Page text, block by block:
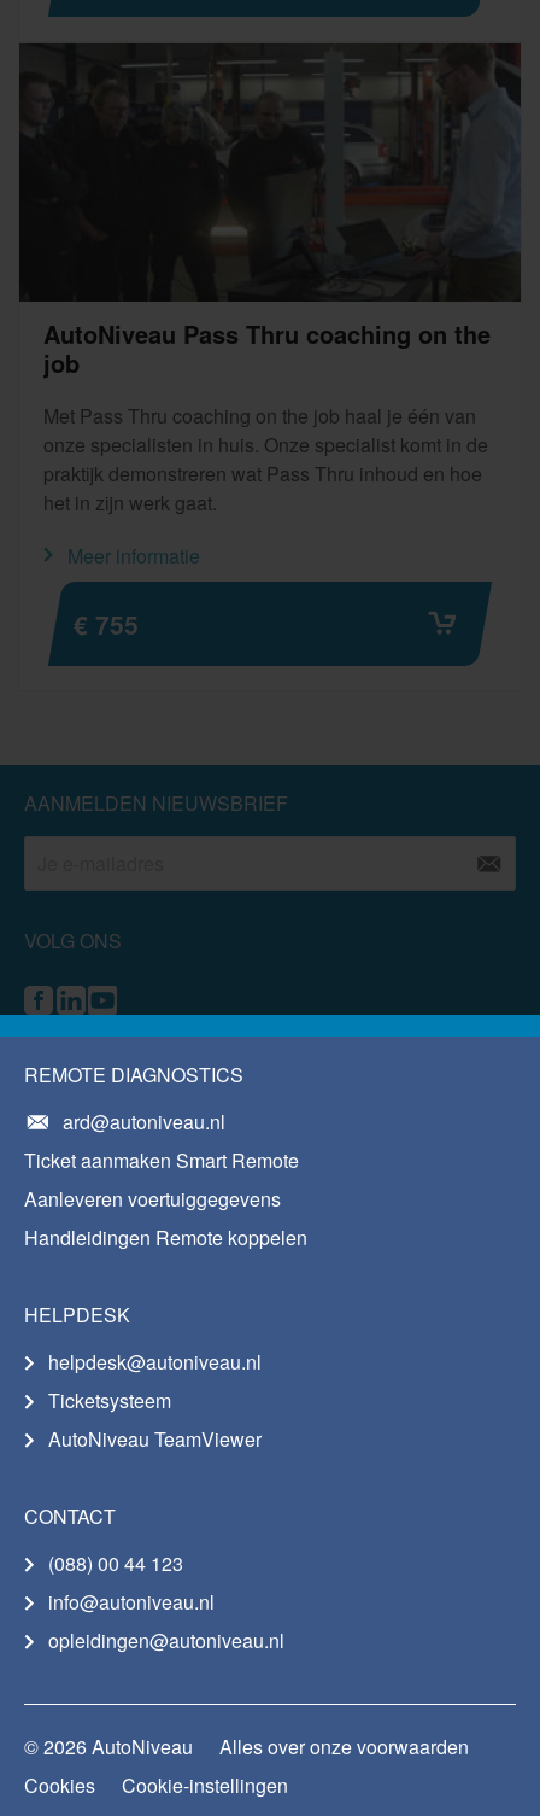
AutoNiveau Pass Thru coaching on the
job
Met Pass Thru coaching on the job haal je één van
onze specialisten in huis. Onze specialist komt in de
praktijk demonstreren wat Pass Thru inhoud en hoe
het in zijn werk gaat.
Meer informatie
€ 755
AANMELDEN NIEUWSBRIEF
VOLG ONS
REMOTE DIAGNOSTICS
ard@autoniveau.nl
Ticket aanmaken Smart Remote
Aanleveren voertuiggegevens
Handleidingen Remote koppelen
HELPDESK
helpdesk@autoniveau.nl
Ticketsysteem
AutoNiveau TeamViewer
CONTACT
(088) 00 44 123
info@autoniveau.nl
opleidingen@autoniveau.nl
© 2026 AutoNiveau
Alles over onze voorwaarden
Cookies
Cookie-instellingen